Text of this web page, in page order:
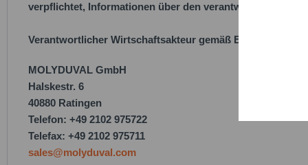
verpflichtet, Informationen über den verantwortlichen
Verantwortlicher Wirtschaftsakteur gemäß EU-Verordnung:
MOLYDUVAL GmbH
Halskestr. 6
40880 Ratingen
Telefon: +49 2102 975722
Telefax: +49 2102 975711
sales@molyduval.com